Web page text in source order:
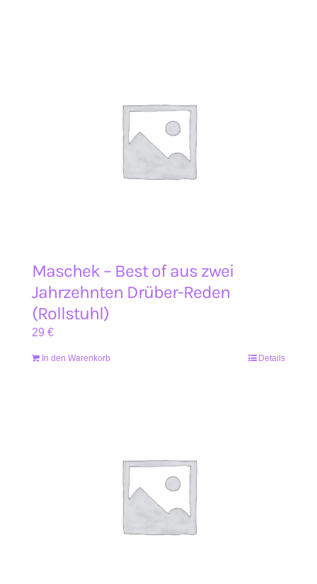
Maschek – Best of aus zwei
Jahrzehnten Drüber-Reden
(Rollstuhl)
29 €
In den Warenkorb Details